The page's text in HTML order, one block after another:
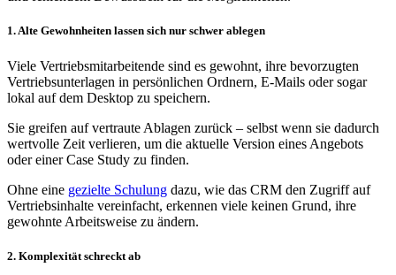
1. Alte Gewohnheiten lassen sich nur schwer ablegen
Viele Vertriebsmitarbeitende sind es gewohnt, ihre bevorzugten
Vertriebsunterlagen in persönlichen Ordnern, E-Mails oder sogar
lokal auf dem Desktop zu speichern.
Sie greifen auf vertraute Ablagen zurück – selbst wenn sie dadurch
wertvolle Zeit verlieren, um die aktuelle Version eines Angebots
oder einer Case Study zu finden.
Ohne eine gezielte Schulung dazu, wie das CRM den Zugriff auf
Vertriebsinhalte vereinfacht, erkennen viele keinen Grund, ihre
gewohnte Arbeitsweise zu ändern.
2. Komplexität schreckt ab